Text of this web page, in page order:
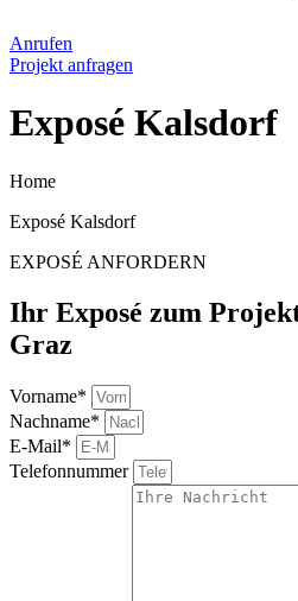
Anrufen
Projekt anfragen
Exposé Kalsdorf
Home
Exposé Kalsdorf
EXPOSÉ ANFORDERN
Ihr Exposé zum
Graz
Vorname*
Nachname*
E-Mail*
Telefonnummer